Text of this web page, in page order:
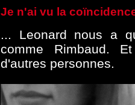
Je n'ai vu la
... Leonard nous a
comme Rimbaud.
d'autres personnes.